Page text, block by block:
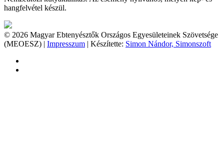
hangfelvétel készül.
© 2026 Magyar Ebtenyésztők Országos Egyesületeinek Szövetsége
(MEOESZ) | Impresszum | Készítette: Simon Nándor, Simonszoft